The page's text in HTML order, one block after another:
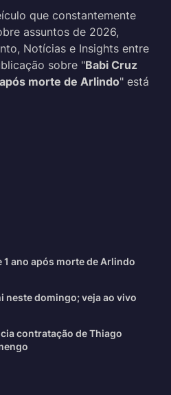
que constantemente
assuntos de 2026,
Notícias e Insights entre
sobre "Babi Cruz
morte de Arlindo" está
1 ano após morte de Arlindo
neste domingo; veja ao vivo
contratação de Thiago